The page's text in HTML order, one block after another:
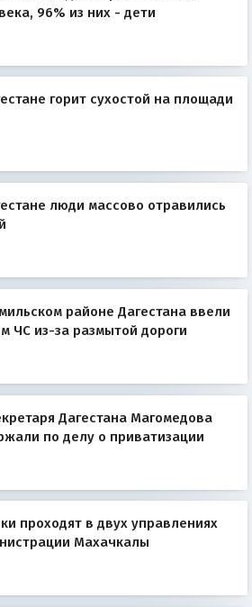
96% из них - дети
горит сухостой на площади
люди массово отравились
районе Дагестана ввели
ЧС из-за размытой дороги
Дагестана Магомедова
по делу о приватизации
проходят в двух управлениях
Махачкалы